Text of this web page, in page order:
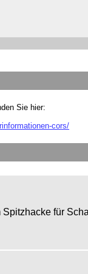
Sie hier:
cors/
Spitzhacke für